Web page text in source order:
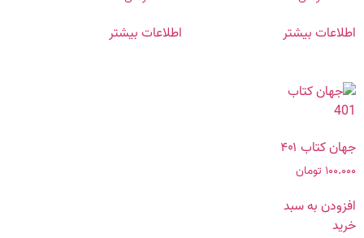
اطلاعات بیشتر اطلاعات بیشتر
جهان کتاب ۴۰۱
۱۰۰.۰۰۰ تومان
افزودن به سبد
خرید